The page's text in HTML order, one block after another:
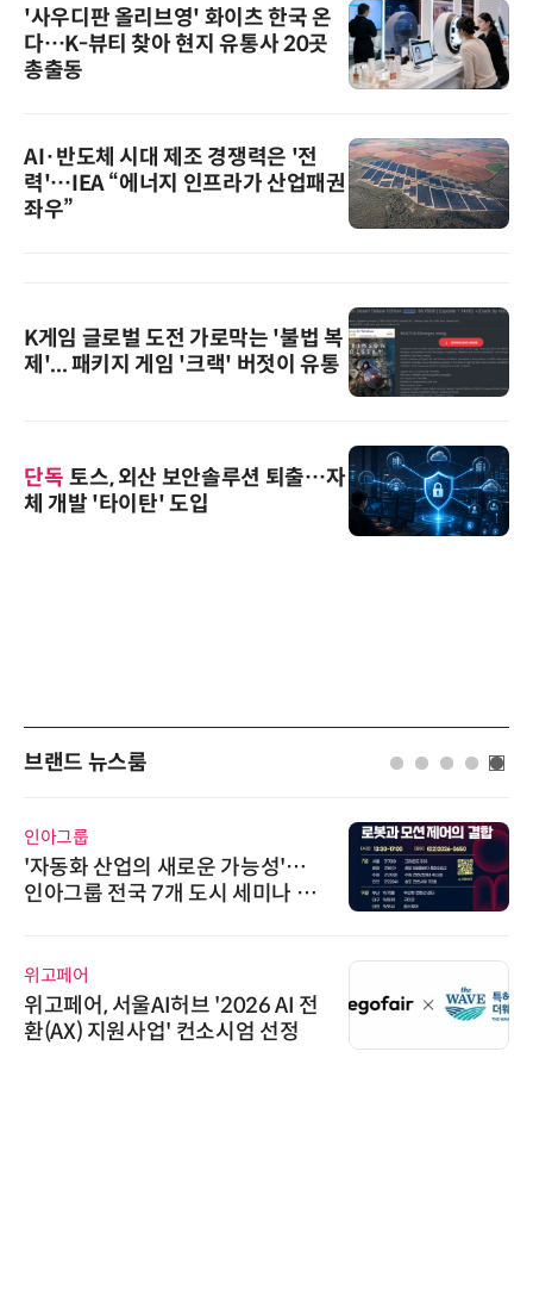
'사우디판 올리브영' 화이츠 한국 온
다…K-뷰티 찾아 현지 유통사 20곳
총출동
AI·반도체 시대 제조 경쟁력은 '전
력'…IEA “에너지 인프라가 산업패권
좌우”
K게임 글로벌 도전 가로막는 '불법 복
제'... 패키지 게임 '크랙' 버젓이 유통
단독 토스, 외산 보안솔루션 퇴출…자
체 개발 '타이탄' 도입
브랜드 뉴스룸
씨앤에프시스템, 오웬스그룹과 공
공 ERP·DX 사업 협력
시놀로지, SK네트웍스서비스와 영
상 보안 카메라 국내 독점 판매 파